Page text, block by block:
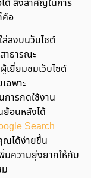
คือ
ส่ลงบนว็บไซต์
าธารณะ
เยี่ยมชมเว็บไซต์
ฉพาะ
การกดใช้งาน
ย้อนหลังได้
Search
ณได้ง่ายขึ้น
มความยุ่งยากให้กับ